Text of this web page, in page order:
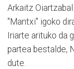
Arkaitz
"Mantxi" igoko
Iriarte arituko da
partea bestalde,
dute.